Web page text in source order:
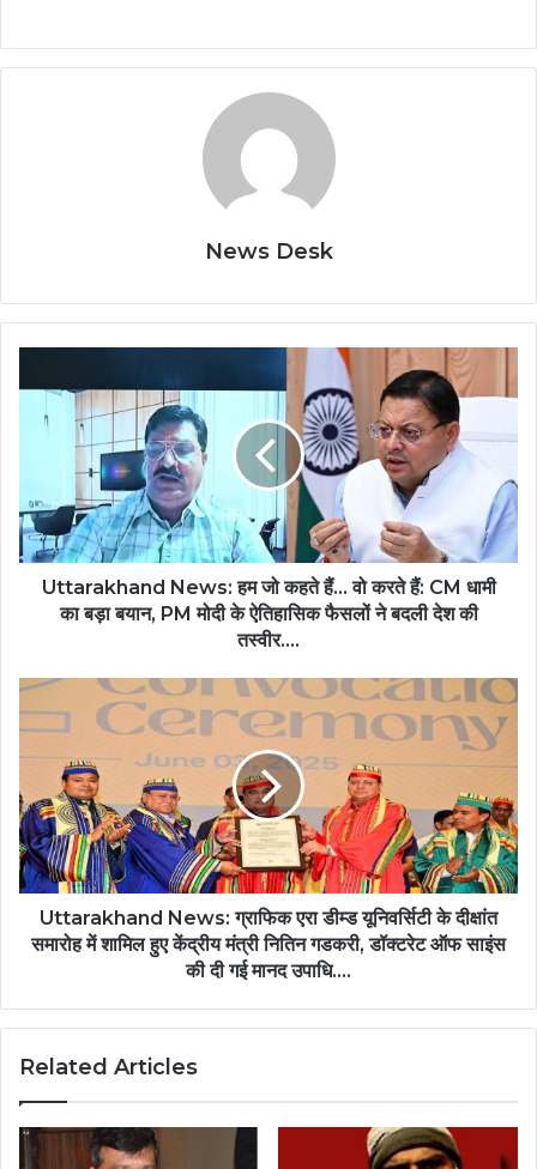
News Desk
Uttarakhand News: हम जो कहते हैं… वो करते हैं: CM धामी
का बड़ा बयान, PM मोदी के ऐतिहासिक फैसलों ने बदली देश की
तस्वीर….
Uttarakhand News: ग्राफिक एरा डीम्ड यूनिवर्सिटी के दीक्षांत
समारोह में शामिल हुए केंद्रीय मंत्री नितिन गडकरी, डॉक्टरेट ऑफ साइंस
की दी गई मानद उपाधि….
Related Articles